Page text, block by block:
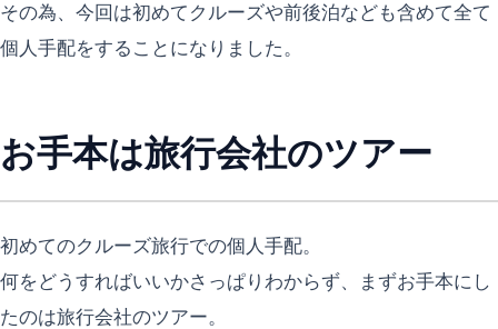
その為、今回は初めてクルーズや前後泊なども含めて全て
個人手配をすることになりました。
お手本は旅行会社のツアー
初めてのクルーズ旅行での個人手配。
何をどうすればいいかさっぱりわからず、まずお手本にし
たのは旅行会社のツアー。